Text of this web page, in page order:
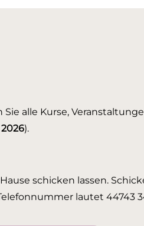
Sie alle Kurse,
).
schicken lassen.
lautet 44743